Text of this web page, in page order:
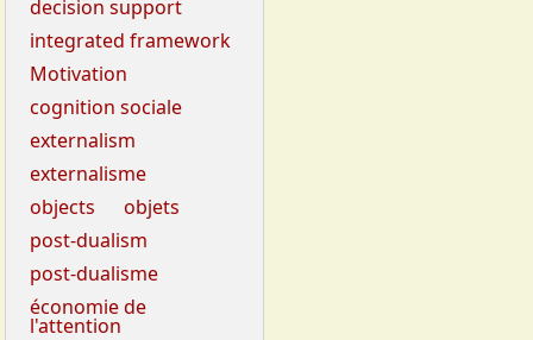
decision support
integrated framework
Motivation
cognition sociale
externalism
externalisme
objects
objets
post-dualism
post-dualisme
économie de
l'attention